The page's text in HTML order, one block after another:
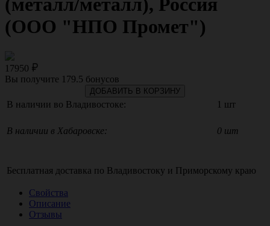
(металл/металл), Россия
(ООО "НПО Промет")
17950
Вы получите 179.5 бонусов
ДОБАВИТЬ В КОРЗИНУ
В наличии во Владивостоке: 1 шт
В наличии в Хабаровске: 0 шт
Бесплатная доставка по Владивостоку и Приморскому краю
Свойства
Описание
Отзывы